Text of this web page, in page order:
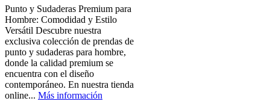
Punto y Sudaderas Premium para
Hombre: Comodidad y Estilo
Versátil Descubre nuestra
exclusiva colección de prendas de
punto y sudaderas para hombre,
donde la calidad premium se
encuentra con el diseño
contemporáneo. En nuestra tienda
online... Más información